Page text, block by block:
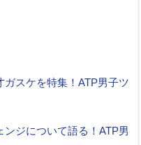
ガスケを特集！ATP男子ツ
ンジについて語る！ATP男